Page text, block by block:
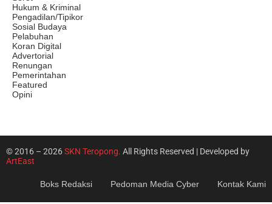
Hukum & Kriminal
Pengadilan/Tipikor
Sosial Budaya
Pelabuhan
Koran Digital
Advertorial
Renungan
Pemerintahan
Featured
Opini
© 2016 – 2026SKN Teropong. All Rights Reserved | Developed by
ArtEast
Boks Redaksi Pedoman Media Cyber Kontak Kami